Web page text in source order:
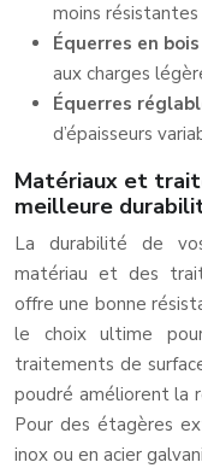
moins résistantes
Équerres en bois
aux charges
Équerres
d’épaisseurs
Matériaux et
meilleure
La durabilité de
matériau et des
offre une bonne
le choix ultime
traitements de
poudré améliorent la
Pour des étagères
inox ou en acier